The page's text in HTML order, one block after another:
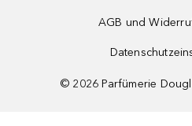
AGB und
© 2026 Parfümerie